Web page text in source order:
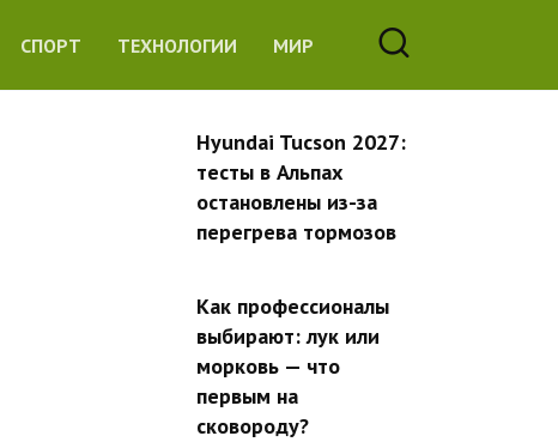
СПОРТ ТЕХНОЛОГИИ МИР
Hyundai Tucson 2027:
тесты в Альпах
остановлены из-за
перегрева тормозов
Как профессионалы
выбирают: лук или
морковь — что
первым на
сковороду?